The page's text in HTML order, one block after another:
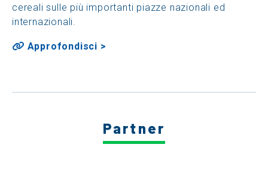
cereali sulle più importanti piazze nazionali ed
internazionali.
Approfondisci >
Partner